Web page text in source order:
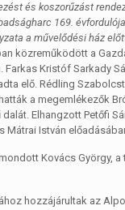
és koszorűzást
169.
a művelődési ház
közreműködött a
Farkas Kristóf Sarkady
elő. Rédling
a megemlékezők
Elhangzott Petőfi
Mátrai István
Kovács György, a
hozzájárultak az